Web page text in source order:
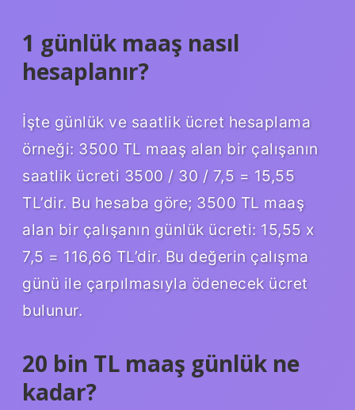
1 günlük maaş nasıl
hesaplanır?
İşte günlük ve saatlik ücret hesaplama
örneği: 3500 TL maaş alan bir çalışanın
saatlik ücreti 3500 / 30 / 7,5 = 15,55
TL’dir. Bu hesaba göre; 3500 TL maaş
alan bir çalışanın günlük ücreti: 15,55 x
7,5 = 116,66 TL’dir. Bu değerin çalışma
günü ile çarpılmasıyla ödenecek ücret
bulunur.
20 bin TL maaş günlük ne
kadar?